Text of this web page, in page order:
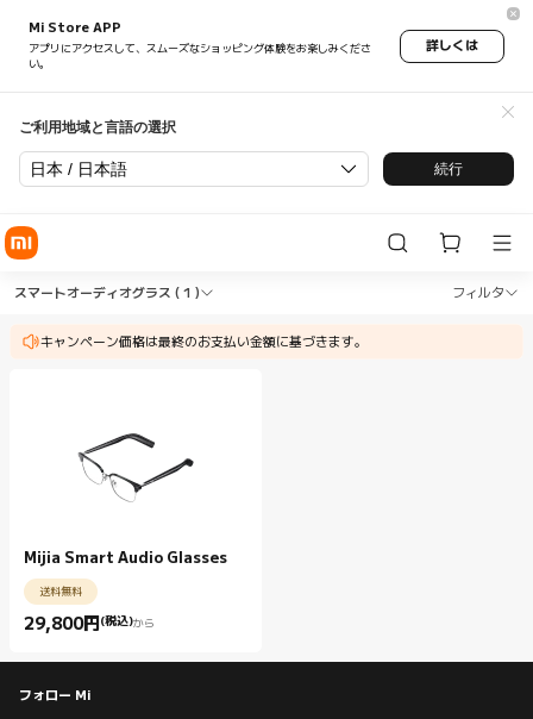
Mi Store APP
アプリにアクセスして、スムーズなショッピング体験をお楽しみくださ
い。
詳しくは
ご利用地域と言語の選択
日本 / 日本語 続行
Shop スマートグラス スマート
スマートオーディオグラス ( 1 ) フィルタ
キャンペーン価格は最終のお支払い金額に基づきます。
Shop スマートグラス スマートオーディ
Mijia Smart Audio Glasses
送料無料
29,800円 (税込)
Current Price 円29800.00
から
フォロー Mi